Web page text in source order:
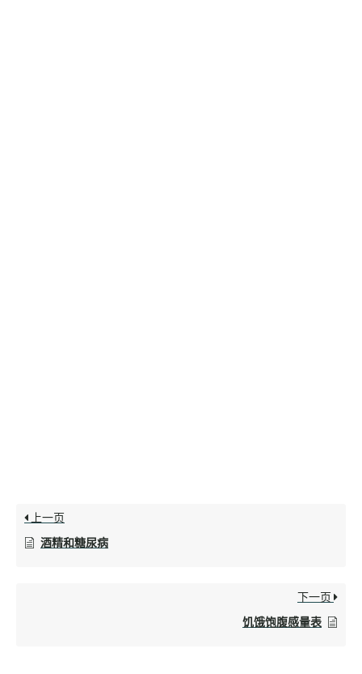
上一页
酒精和糖尿病
下一页
饥饿饱腹感量表